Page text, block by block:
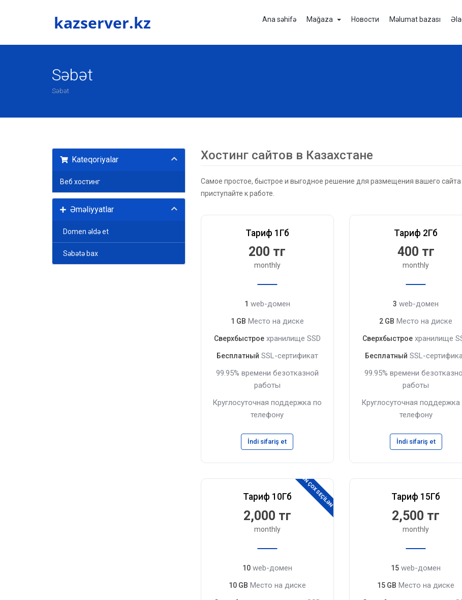
Ana səhifə Mağaza Новости Məlumat bazası
Səbət
Səbət
Kateqoriyalar
Веб хостинг
Əməliyyatlar
Domen əldə et
Səbətə bax
Хостинг сайтов в Казахстане
Самое простое, быстрое и выгодное решение для размещения вашего
приступайте к работе.
Тариф 1Гб
200 тг
monthly
1 web-домен
1 GB Место на диске
Сверхбыстроехранилище SSD
Бесплатный SSL-сертификат
99.95% времени безотказной
работы
Круглосуточная поддержка по
телефону
İndi sifariş et
Тариф 2Гб
400 тг
monthly
3 web-домен
2 GB Место на диске
Сверхбыстрое хранилище
Бесплатный SSL-
99.95% времени
работы
Круглосуточная поддержка
телефону
İndi sifariş et
Тариф 10Гб ƏN ÇOX SEÇİLƏN
2,000 тг
monthly
10web-домен
10 GB Место на диске
Тариф 15Гб
2,500 тг
monthly
15 web-домен
15 GB Место на диске